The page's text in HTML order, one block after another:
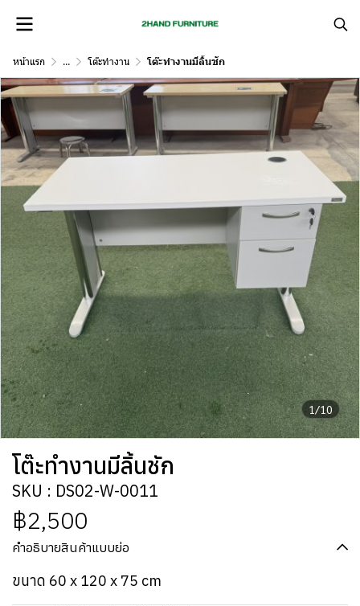
หน้าแรก ... โต๊ะทำงาน โต๊ะทำงานมีลิ้นชัก
1/10
โต๊ะทำงานมีลิ้นชัก
SKU : DS02-W-0011
฿2,500
คำอธิบายสินค้าแบบย่อ
ขนาด 60 x 120 x 75 cm